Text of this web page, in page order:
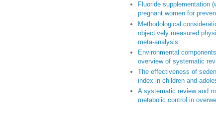
Fluoride supplementation
pregnant women for
Methodological
objectively measured
meta-analysis
Environmental
overview of systematic
The effectiveness of
index in children and
A systematic review and
metabolic control in